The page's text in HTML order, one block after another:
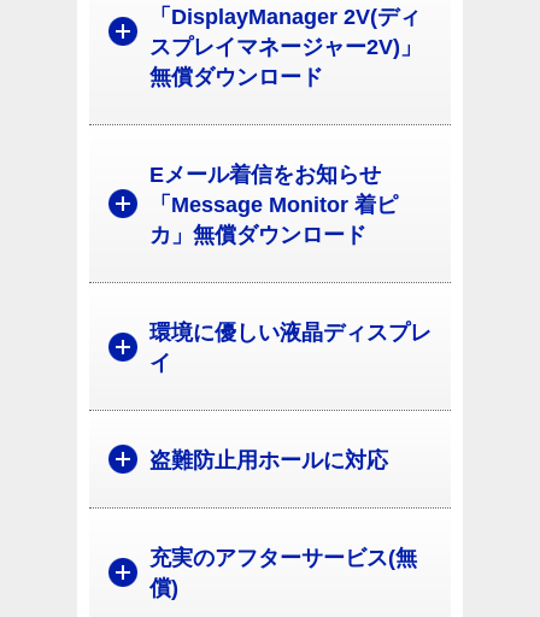
「DisplayManager 2V(ディ
スプレイマネージャー2V)」
無償ダウンロード
Eメール着信をお知らせ
「Message Monitor 着ピ
カ」無償ダウンロード
環境に優しい液晶ディスプレ
イ
盗難防止用ホールに対応
充実のアフターサービス(無
償)